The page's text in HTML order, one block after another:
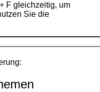
F gleichzeitig, um
Sie die